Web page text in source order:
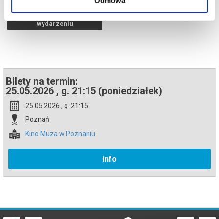
Polski tytuł „Zemsta embriona” wpisuje się w rodzimą tradycję
tłumaczeń, które zamiast oddawać oryginał, proponują jego
*******
wydarzeniu
Bilety na termin:
25.05.2026 , g. 21:15 (poniedziałek)
25.05.2026 , g. 21:15
Poznań
Kino Muza w Poznaniu
info